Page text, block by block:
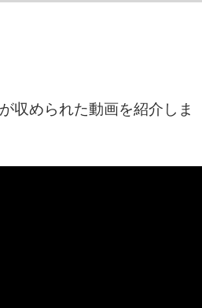
収められた動画を紹介しま